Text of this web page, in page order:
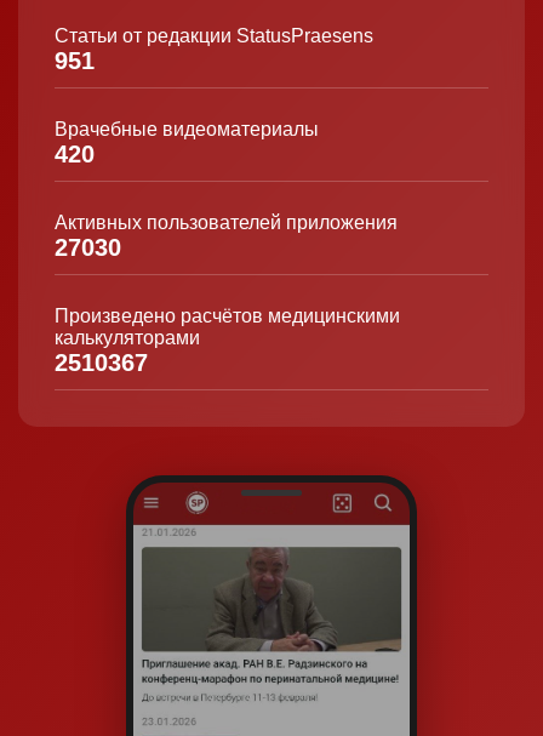
Статьи от редакции StatusPraesens
951
Врачебные видеоматериалы
420
Активных пользователей приложения
27030
Произведено расчётов медицинскими
калькуляторами
2510367